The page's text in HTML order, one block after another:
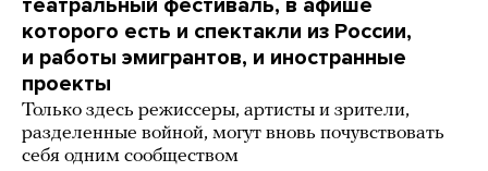
театральный фестиваль, в афише
которого есть и спектакли из России,
и работы эмигрантов, и иностранные
проекты
Только здесь режиссеры, артисты и зрители,
разделенные войной, могут вновь почувствовать
себя одним сообществом